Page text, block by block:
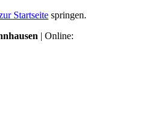
Startseite springen.
| Online: